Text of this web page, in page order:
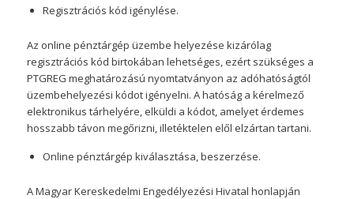
Regisztrációs kód igénylése.
Az online pénztárgép üzembe helyezése kizárólag
regisztrációs kód birtokában lehetséges, ezért szükséges a
PTGREG meghatározású nyomtatványon az adóhatóságtól
üzembehelyezési kódot igényelni. A hatóság a kérelmező
elektronikus tárhelyére, elküldi a kódot, amelyet érdemes
hosszabb távon megőrizni, illetéktelen elől elzártan tartani.
Online pénztárgép kiválasztása, beszerzése.
A Magyar Kereskedelmi Engedélyezési Hivatal honlapján